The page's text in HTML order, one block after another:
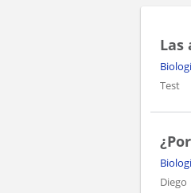
Las
Test
Diego